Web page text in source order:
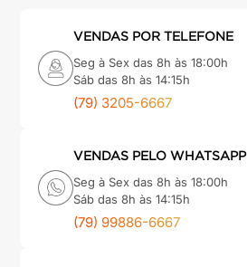
VENDAS POR TELEFONE
Seg à Sex das 8h às 18:00h
Sáb das 8h às 14:15h
(79) 3205-6667
VENDAS PELO WHATSAPP
Seg à Sex das 8h às 18:00h
Sáb das 8h às 14:15h
(79) 99886-6667